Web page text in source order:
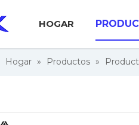
HOGAR
Hogar » Productos »